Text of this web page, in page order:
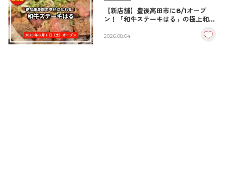
【新店舗】豊後高田市に8/1オープ
ン！「和牛ステーキはる」の極上和牛
2026.08.04